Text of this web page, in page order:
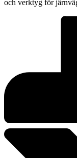
och verktyg för